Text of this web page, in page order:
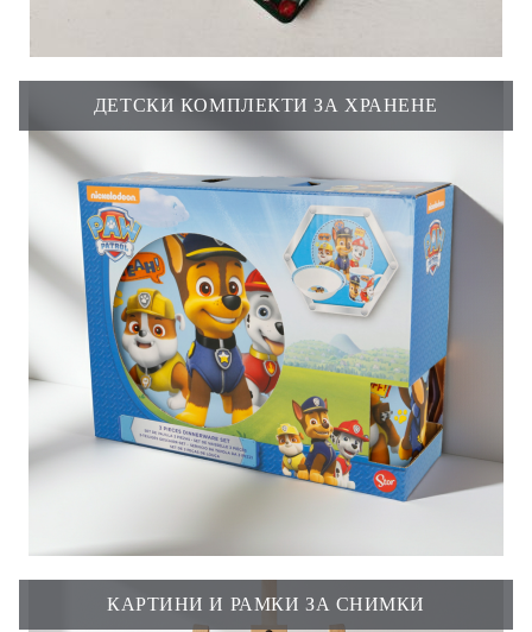
ДЕТСКИ КОМПЛЕКТИ ЗА ХРАНЕНЕ
КАРТИНИ И РАМКИ ЗА СНИМКИ